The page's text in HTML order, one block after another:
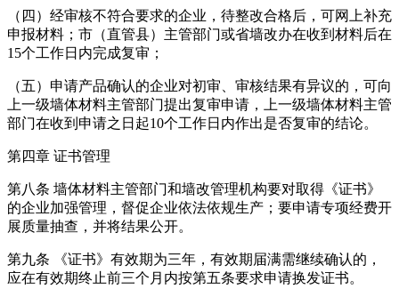
（四）经审核不符合要求的企业，待整改合格后，可网上补充
申报材料；市（直管县）主管部门或省墙改办在收到材料后在
15个工作日内完成复审；
（五）申请产品确认的企业对初审、审核结果有异议的，可向
上一级墙体材料主管部门提出复审申请，上一级墙体材料主管
部门在收到申请之日起10个工作日内作出是否复审的结论。
第四章 证书管理
第八条 墙体材料主管部门和墙改管理机构要对取得《证书》
的企业加强管理，督促企业依法依规生产；要申请专项经费开
展质量抽查，并将结果公开。
第九条 《证书》有效期为三年，有效期届满需继续确认的，
应在有效期终止前三个月内按第五条要求申请换发证书。